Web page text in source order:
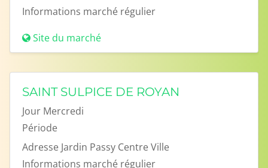
Informations marché régulier
Site du marché
SAINT SULPICE DE ROYAN
Jour Mercredi
Période
Adresse Jardin Passy Centre Ville
Informations marché régulier